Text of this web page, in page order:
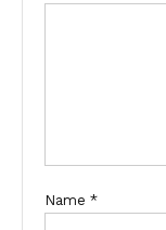
Name *